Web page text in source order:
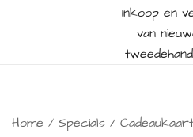
Inkoop en
van
Home / Specials / Cadeaukaart